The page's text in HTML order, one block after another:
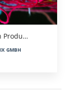
Produ…
GMBH